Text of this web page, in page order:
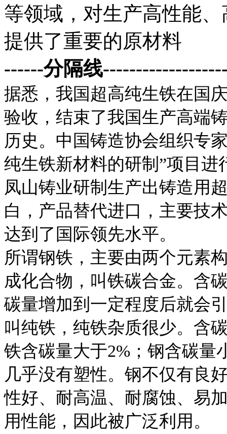
等领域，对生产高性能
提供了重要的原材料
------分隔线
据悉，我国超高纯生铁在国
验收，结束了我国生产高端
历史。中国铸造协会组织专
纯生铁新材料的研制”项目
凤山铸业研制生产出铸造用
白，产品替代进口，主要技
达到了国际领先水平。
所谓钢铁，主要由两个元素
成化合物，叫铁碳合金。含
碳量增加到一定程度后就会
叫纯铁，纯铁杂质很少。含
铁含碳量大于2%；钢含碳量
几乎没有塑性。钢不仅有良
性好、耐高温、耐腐蚀、易
用性能，因此被广泛利用。